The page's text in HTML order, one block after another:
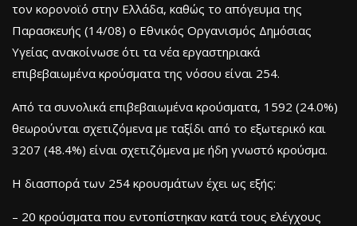
τον κορονοϊό στην Ελλάδα, καθώς το απόγευμα της
Παρασκευής (14/08) ο Εθνικός Οργανισμός Δημόσιας
Υγείας ανακοίνωσε ότι τα νέα εργαστηριακά
επιβεβαιωμένα κρούσματα της νόσου είναι 254.
Από τα συνολικά επιβεβαιωμένα κρούσματα, 1592 (24.0%)
θεωρούνται σχετιζόμενα με ταξίδι από το εξωτερικό και
3207 (48.4%) είναι σχετιζόμενα με ήδη γνωστό κρούσμα.
Η διασπορά των 254 κρουσμάτων έχει ως εξής:
– 20 κρούσματα που εντοπίστηκαν κατά τους ελέγχους